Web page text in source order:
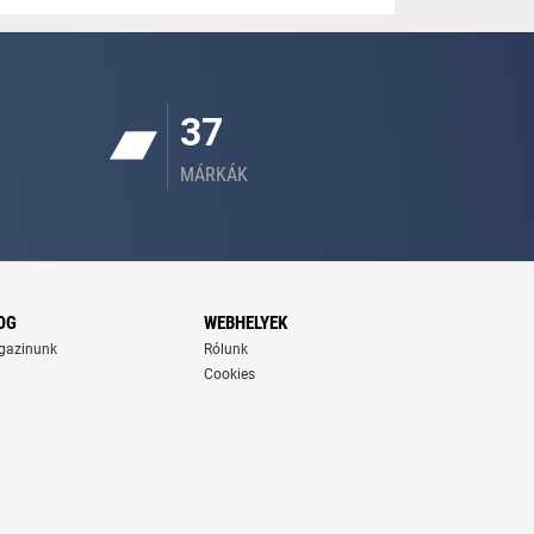
37
MÁRKÁK
WEBHELYEK
Rólunk
Cookies